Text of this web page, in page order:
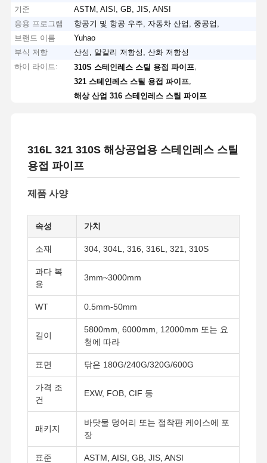
기준
ASTM, AISI, GB, JIS, ANSI
응용 프로그램
항공기 및 항공 우주, 자동차 산업, 중공업,
브랜드 이름
Yuhao
부식 저항
산성, 알칼리 저항성, 산화 저항성
하이 라이트:
310S 스테인레스 스틸 용접 파이프
321 스테인레스 스틸 용접 파이프
해상 산업 316 스테인레스 스틸 파이프
316L 321 310S 해상공업용 스테인레스 스틸
용접 파이프
제품 사양
속성 가치
소재 304, 304L, 316, 316L, 321, 310S
과다 복
용
3mm~3000mm
WT 0.5mm-50mm
길이
5800mm, 6000mm, 12000mm 또는 요
청에 따라
표면 닦은 180G/240G/320G/600G
가격 조
건
EXW, FOB, CIF 등
패키지
바닷물 덩어리 또는 접착판 케이스에 포
장
표준 ASTM, AISI, GB, JIS, ANSI